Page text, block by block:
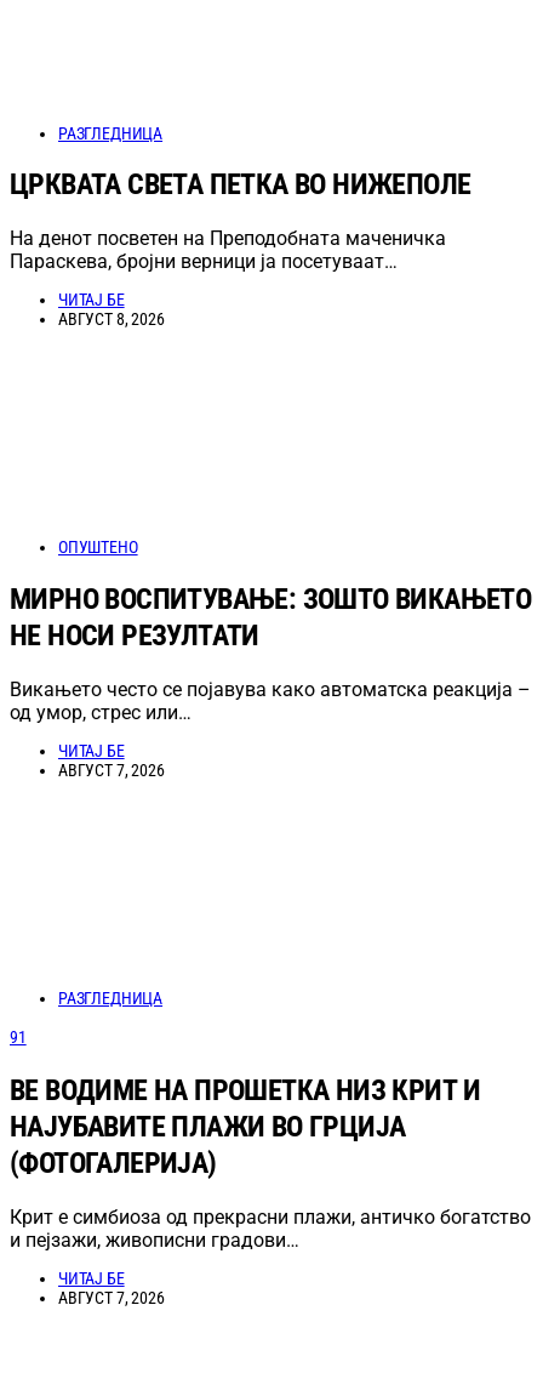
РАЗГЛЕДНИЦА
ЦРКВАТА СВЕТА ПЕТКА ВО НИЖЕПОЛЕ
На денот посветен на Преподобната маченичка
Параскева, бројни верници ја посетуваат…
ЧИТАЈ БЕ
АВГУСТ 8, 2026
ОПУШТЕНО
МИРНО ВОСПИТУВАЊЕ: ЗОШТО ВИКАЊЕТО
НЕ НОСИ РЕЗУЛТАТИ
Викањето често се појавува како автоматска реакција –
од умор, стрес или…
ЧИТАЈ БЕ
АВГУСТ 7, 2026
РАЗГЛЕДНИЦА
91
ВЕ ВОДИМЕ НА ПРОШЕТКА НИЗ КРИТ И
НАЈУБАВИТЕ ПЛАЖИ ВО ГРЦИЈА
(ФОТОГАЛЕРИЈА)
Крит е симбиоза од прекрасни плажи, античко богатство
и пејзажи, живописни градови…
ЧИТАЈ БЕ
АВГУСТ 7, 2026